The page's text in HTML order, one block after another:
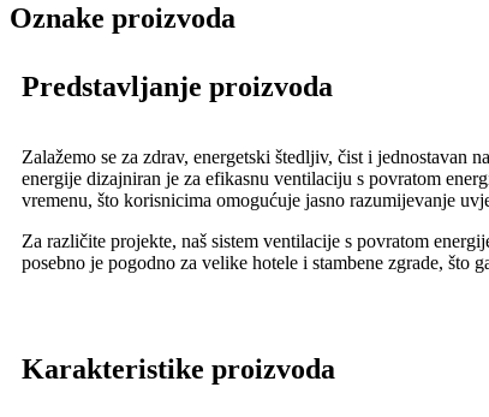
Oznake proizvoda
Predstavljanje proizvoda
Zalažemo se za zdrav, energetski štedljiv, čist i
energije dizajniran je za efikasnu ventilaciju s povratom
vremenu, što korisnicima omogućuje jasno razumijevanje
Za različite projekte, naš sistem ventilacije s povratom
posebno je pogodno za velike hotele i stambene zgrade, što
Karakteristike proizvoda